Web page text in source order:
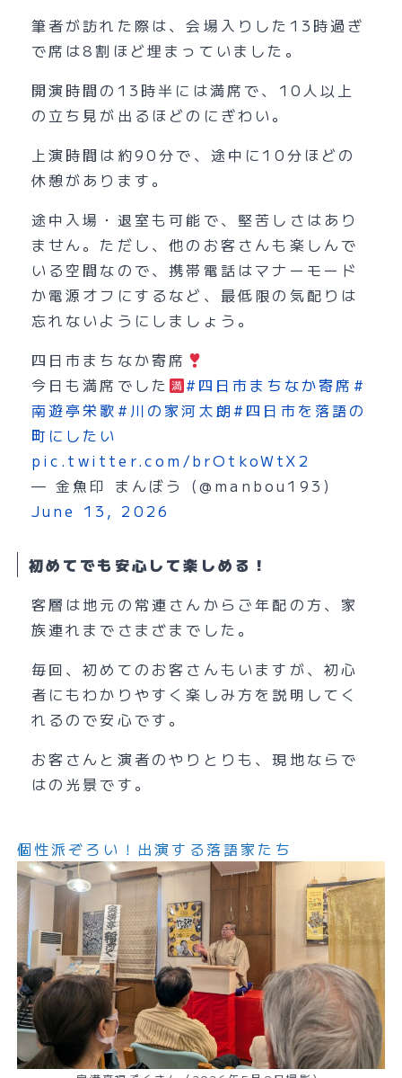
筆者が訪れた際は、会場入りした13時過ぎ
で席は8割ほど埋まっていました。
開演時間の13時半には満席で、10人以上
の立ち見が出るほどのにぎわい。
上演時間は約90分で、途中に10分ほどの
休憩があります。
途中入場・退室も可能で、堅苦しさはあり
ません。ただし、他のお客さんも楽しんで
いる空間なので、携帯電話はマナーモード
か電源オフにするなど、最低限の気配りは
忘れないようにしましょう。
四日市まちなか寄席
今日も満席でした
#四日市まちなか寄席 #
南遊亭栄歌 #川の家河太朗 #四日市を落語の
町にしたい
pic.twitter.com/brOtkoWtX2
— 金魚印 まんぼう (@manbou193)
June 13, 2026
初めてでも安心して楽しめる！
客層は地元の常連さんからご年配の方、家
族連れまでさまざまでした。
毎回、初めてのお客さんもいますが、初心
者にもわかりやすく楽しみ方を説明してく
れるので安心です。
お客さんと演者のやりとりも、現地ならで
はの光景です。
個性派ぞろい！出演する落語家たち